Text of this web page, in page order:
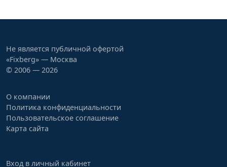
Не является публичной офертой
«Fixberg» — Москва
© 2006 — 2026
О компании
Политика конфиденциальности
Пользовательское соглашение
Карта сайта
Вход в личный кабинет